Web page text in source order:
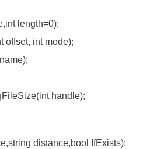
length=0);
offset, int mode);
handle);
distance,bool IfExists);